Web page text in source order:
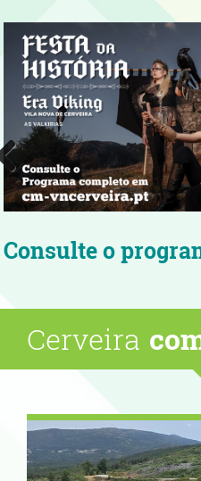
Aproveite as
Cerveira